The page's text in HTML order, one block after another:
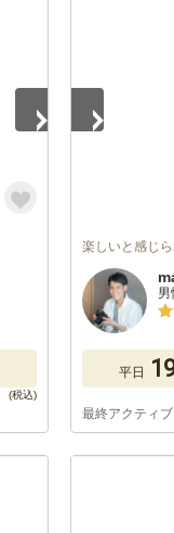
楽しいと感じ
平日
最終アクティ